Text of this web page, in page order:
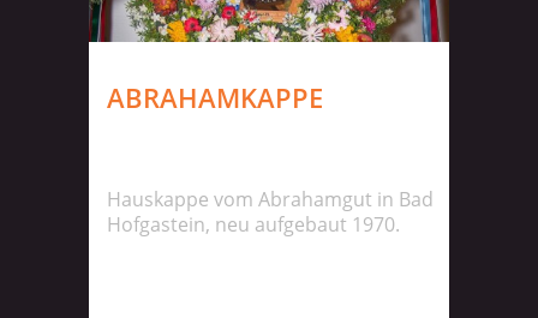
ABRAHAMKAPPE
Hauskappe vom Abrahamgut in Bad
Hofgastein, neu aufgebaut 1970.